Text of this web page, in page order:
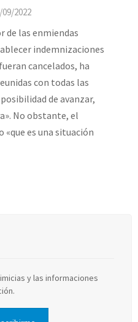
09/2022
de las enmiendas
indemnizaciones
cancelados, ha
con todas las
de avanzar,
No obstante, el
es una situación
y las informaciones